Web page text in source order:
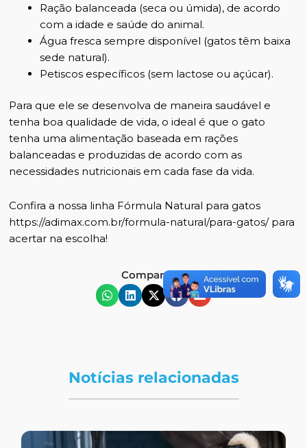
Ração balanceada (seca ou úmida), de acordo
com a idade e saúde do animal.
Água fresca sempre disponível (gatos têm baixa
sede natural).
Petiscos específicos (sem lactose ou açúcar).
Para que ele se desenvolva de maneira saudável e
tenha boa qualidade de vida, o ideal é que o gato
tenha uma alimentação baseada em rações
balanceadas e produzidas de acordo com as
necessidades nutricionais em cada fase da vida.
Confira a nossa linha Fórmula Natural para gatos
https://adimax.com.br/formula-natural/para-gatos/para
acertar na escolha!
Compartilhe
Notícias relacionadas